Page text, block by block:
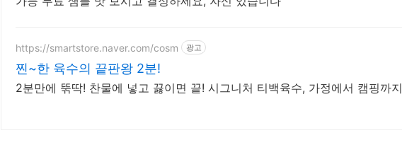
https://smartstore.naver.com/cosm 광고
찐~한 육수의 끝판왕 2분!
2분만에 뚞딱! 찬물에 넣고 끓이면 끝! 시그니처 티백육수, 가정에서 캠핑까지